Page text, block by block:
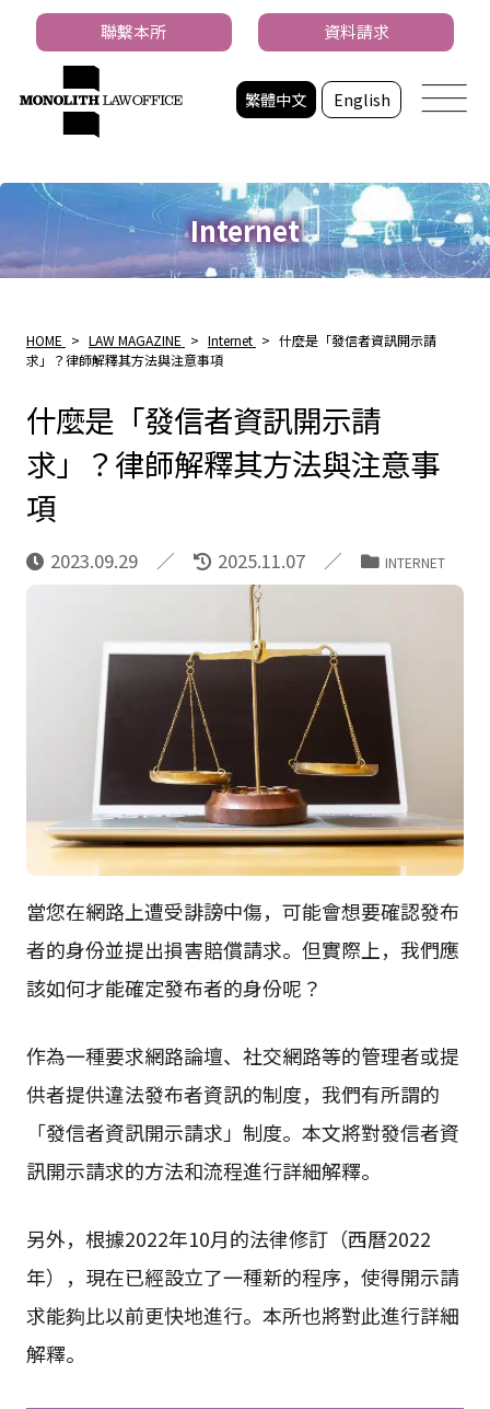
繁體中文 English
聯繫本所 資料請求
Internet
HOME > LAW MAGAZINE > Internet > 什麼是「發信者資訊開示請
求」？律師解釋其方法與注意事項
什麼是「發信者資訊開示請
求」？律師解釋其方法與注意事
項
2023.09.29 2025.11.07 INTERNET
當您在網路上遭受誹謗中傷，可能會想要確認發布
者的身份並提出損害賠償請求。但實際上，我們應
該如何才能確定發布者的身份呢？
作為一種要求網路論壇、社交網路等的管理者或提
供者提供違法發布者資訊的制度，我們有所謂的
「發信者資訊開示請求」制度。本文將對發信者資
訊開示請求的方法和流程進行詳細解釋。
另外，根據2022年10月的法律修訂（西曆2022
年），現在已經設立了一種新的程序，使得開示請
求能夠比以前更快地進行。本所也將對此進行詳細
解釋。